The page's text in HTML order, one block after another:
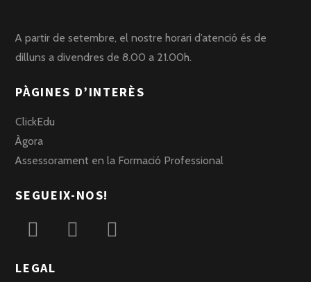
A partir de setembre, el nostre horari d’atenció és de
dilluns a divendres de 8.00 a 21.00h.
PÀGINES D’INTERÈS
ClickEdu
Àgora
Assessorament en la Formació Professional
SEGUEIX-NOS!
LEGAL